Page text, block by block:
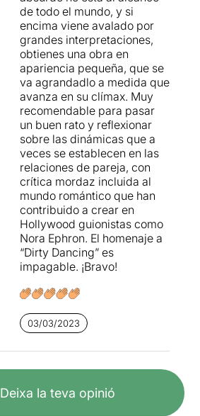
de todo el mundo, y si
encima viene avalado por
grandes interpretaciones,
obtienes una obra en
apariencia pequeña, que se
va agrandadlo a medida que
avanza en su clímax. Muy
recomendable para pasar
un buen rato y reflexionar
sobre las dinámicas que a
veces se establecen en las
relaciones de pareja, con
crítica mordaz incluida al
mundo romántico que han
contribuido a crear en
Hollywood guionistas como
Nora Ephron. El homenaje a
“Dirty Dancing” es
impagable. ¡Bravo!
03/03/2023
Deixa la teva opinió